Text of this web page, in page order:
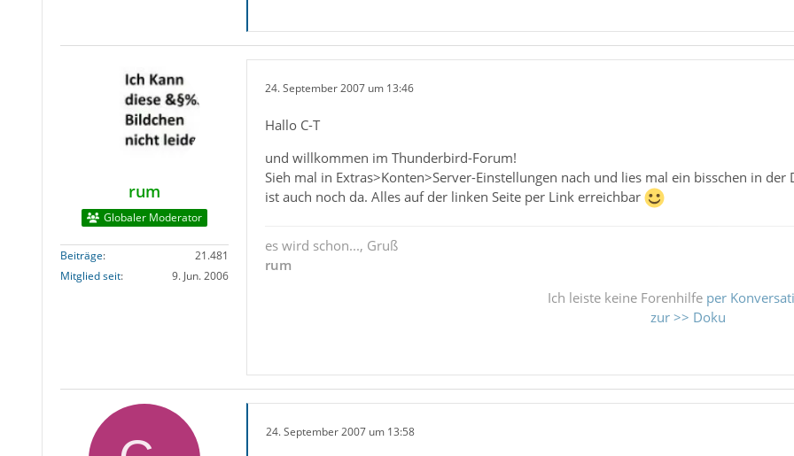
rum
Globaler Moderator
Beiträge
21.481
Mitglied seit
9. Jun. 2006
24. September 2007 um 13:46
Hallo C-T
und willkommen im Thunderbird-Forum!
Sieh mal in Extras>Konten>Server-Einstellungen nach und lies mal ein bisschen in
ist auch noch da. Alles auf der linken Seite per Link erreichbar
es wird schon..., Gruß
rum
Ich leiste keine Forenhilfe per
zur >> Doku
24. September 2007 um 13:58